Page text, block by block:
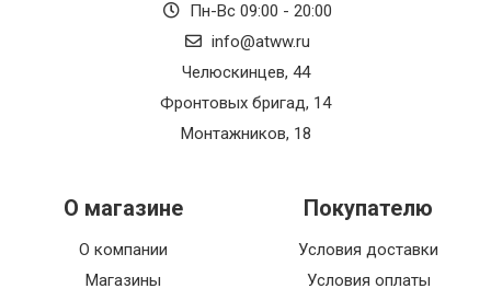
Пн-Вс 09:00 - 20:00
info@atww.ru
Челюскинцев, 44
Фронтовых бригад, 14
Монтажников, 18
О магазине
О компании
Магазины
Покупателю
Условия доставки
Условия оплаты